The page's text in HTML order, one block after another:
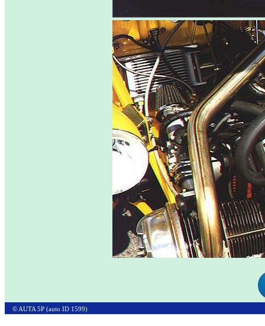
© AUTA 5P (auto ID 1599)